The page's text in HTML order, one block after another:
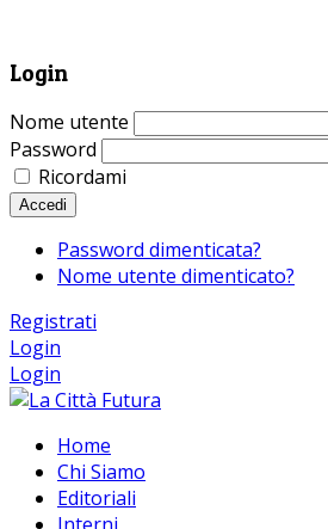
Login
Nome utente
Password
Ricordami
Accedi
Password dimenticata?
Nome utente dimenticato?
Registrati
Login
Login
Home
Chi Siamo
Editoriali